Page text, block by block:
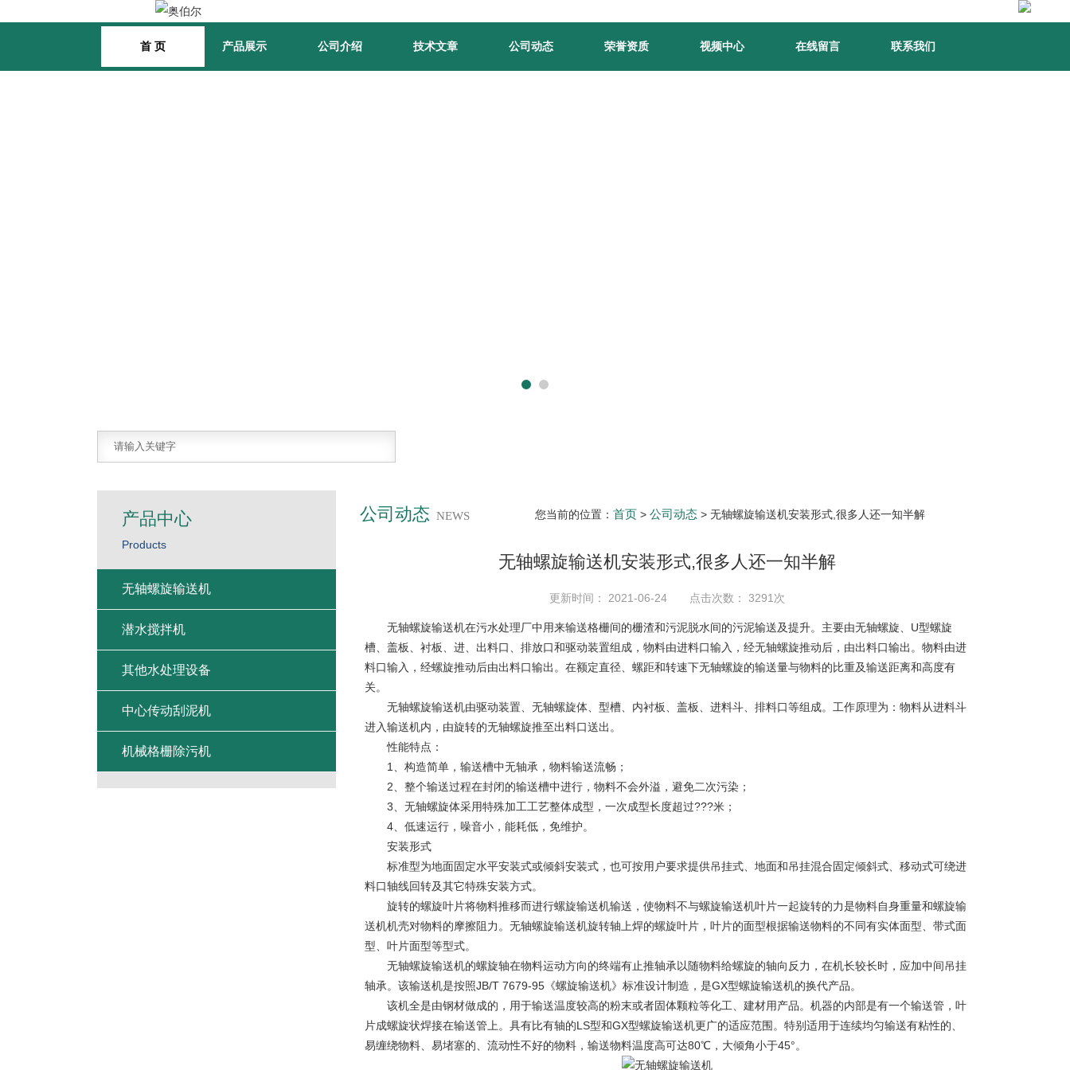
首 页 产品展示 公司介绍 技术文章 公司动态 荣誉资质 视频中心 在线留言 联系我们
公司动态 NEWS 您当前的位置： 首页 > 公司动态 > 无轴螺旋输送机安装形式,很多人还一知半解
无轴螺旋输送机安装形式,很多人还一知半解
更新时间： 2021-06-24 点击次数： 3291次
无轴螺旋输送机在污水处理厂中用来输送格栅间的栅渣和污泥脱水间的污泥输送及提升。主要由无轴螺旋、U型螺旋
槽、盖板、衬板、进、出料口、排放口和驱动装置组成，物料由进料口输入，经无轴螺旋推动后，由出料口输出。物料由进
料口输入，经螺旋推动后由出料口输出。在额定直径、螺距和转速下无轴螺旋的输送量与物料的比重及输送距离和高度有
关。
无轴螺旋输送机由驱动装置、无轴螺旋体、型槽、内衬板、盖板、进料斗、排料口等组成。工作原理为：物料从进料斗
进入输送机内，由旋转的无轴螺旋推至出料口送出。
性能特点：
1、构造简单，输送槽中无轴承，物料输送流畅；
2、整个输送过程在封闭的输送槽中进行，物料不会外溢，避免二次污染；
3、无轴螺旋体采用特殊加工工艺整体成型，一次成型长度超过???米；
4、低速运行，噪音小，能耗低，免维护。
安装形式
标准型为地面固定水平安装式或倾斜安装式，也可按用户要求提供吊挂式、地面和吊挂混合固定倾斜式、移动式可绕进
料口轴线回转及其它特殊安装方式。
旋转的螺旋叶片将物料推移而进行螺旋输送机输送，使物料不与螺旋输送机叶片一起旋转的力是物料自身重量和螺旋输
送机机壳对物料的摩擦阻力。无轴螺旋输送机旋转轴上焊的螺旋叶片，叶片的面型根据输送物料的不同有实体面型、带式面
型、叶片面型等型式。
无轴螺旋输送机的螺旋轴在物料运动方向的终端有止推轴承以随物料给螺旋的轴向反力，在机长较长时，应加中间吊挂
轴承。该输送机是按照JB/T 7679-95《螺旋输送机》标准设计制造，是GX型螺旋输送机的换代产品。
该机全是由钢材做成的，用于输送温度较高的粉末或者固体颗粒等化工、建材用产品。机器的内部是有一个输送管，叶
片成螺旋状焊接在输送管上。具有比有轴的LS型和GX型螺旋输送机更广的适应范围。特别适用于连续均匀输送有粘性的、
易缠绕物料、易堵塞的、流动性不好的物料，输送物料温度高可达80℃，大倾角小于45°。
产品中心
Products
无轴螺旋输送机
潜水搅拌机
其他水处理设备
中心传动刮泥机
机械格栅除污机